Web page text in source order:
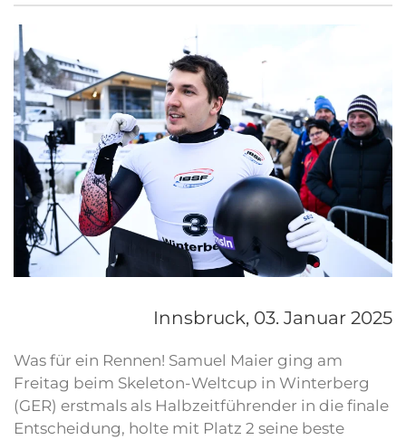
Innsbruck, 03. Januar 2025
Was für ein Rennen! Samuel Maier ging am
Freitag beim Skeleton-Weltcup in Winterberg
(GER) erstmals als Halbzeitführender in die finale
Entscheidung, holte mit Platz 2 seine beste